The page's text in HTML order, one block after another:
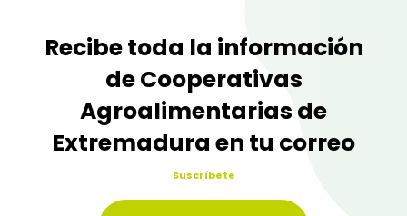
Recibe toda la información
de Cooperativas
Agroalimentarias de
Extremadura en tu correo
Suscríbete